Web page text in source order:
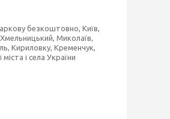
безкоштовно, Київ,
Миколаїв,
Кириловку, Кременчук,
і села України